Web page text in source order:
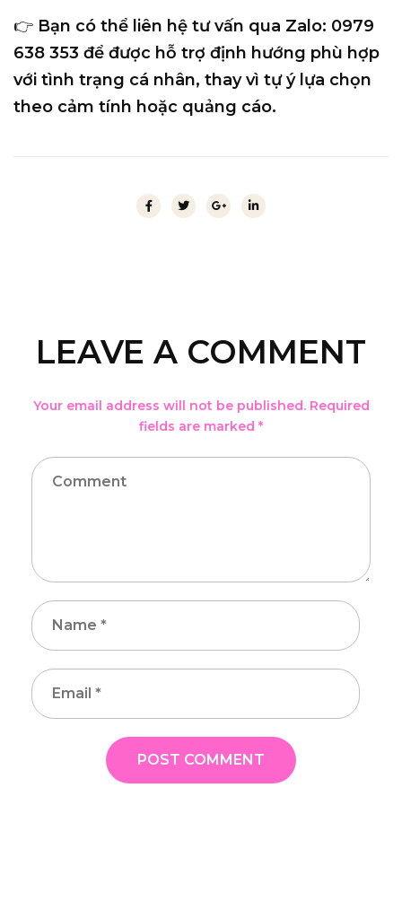
👉 Bạn có thể liên hệ tư vấn qua Zalo: 0979
638 353 để được hỗ trợ định hướng phù hợp
với tình trạng cá nhân, thay vì tự ý lựa chọn
theo cảm tính hoặc quảng cáo.
LEAVE A COMMENT
Your email address will not be published. Required
fields are marked *